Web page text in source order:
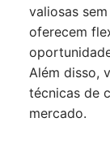
valiosas
oferecem
Além disso,
técnicas de
mercado.